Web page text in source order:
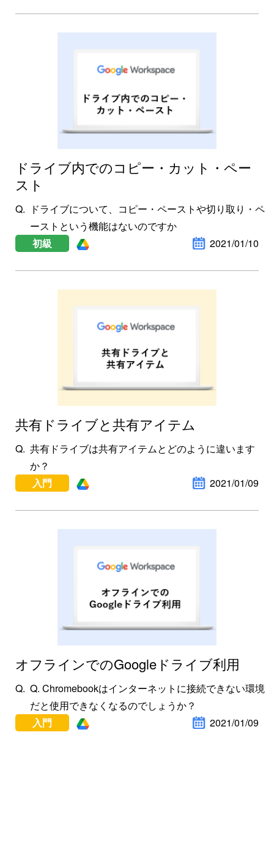
ドライブ内でのコピー・カット・ペー
スト
ドライブについて、コピー・ペーストや切り取り・ペ
ーストという機能はないのですか
初級
2021/01/10
共有ドライブと共有アイテム
共有ドライブは共有アイテムとどのように違います
か？
入門
2021/01/09
オフラインでのGoogleドライブ利用
Q. Chromebookはインターネットに接続できない環境
だと使用できなくなるのでしょうか？
入門
2021/01/09